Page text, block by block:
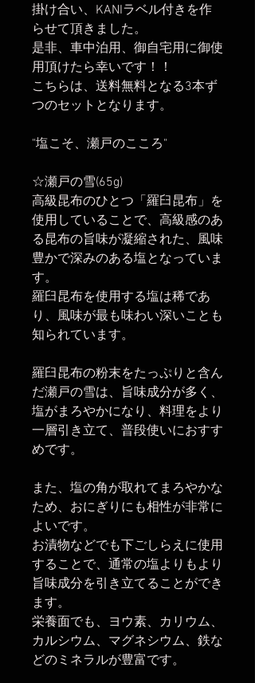
掛け合い、KANIラベル付きを作
らせて頂きました。
是非、車中泊用、御自宅用に御使
用頂けたら幸いです！！
こちらは、送料無料となる3本ず
つのセットとなります。
"塩こそ、瀬戸のこころ"
☆瀬戸の雪(65g)
高級昆布のひとつ「羅臼昆布」を
使用していることで、高級感のあ
る昆布の旨味が凝縮された、風味
豊かで深みのある塩となっていま
す。
羅臼昆布を使用する塩は稀であ
り、風味が最も味わい深いことも
知られています。
羅臼昆布の粉末をたっぷりと含ん
だ瀬戸の雪は、旨味成分が多く、
塩がまろやかになり、料理をより
一層引き立て、普段使いにおすす
めです。
また、塩の角が取れてまろやかな
ため、おにぎりにも相性が非常に
よいです。
お漬物などでも下ごしらえに使用
することで、通常の塩よりもより
旨味成分を引き立てることができ
ます。
栄養面でも、ヨウ素、カリウム、
カルシウム、マグネシウム、鉄な
どのミネラルが豊富です。